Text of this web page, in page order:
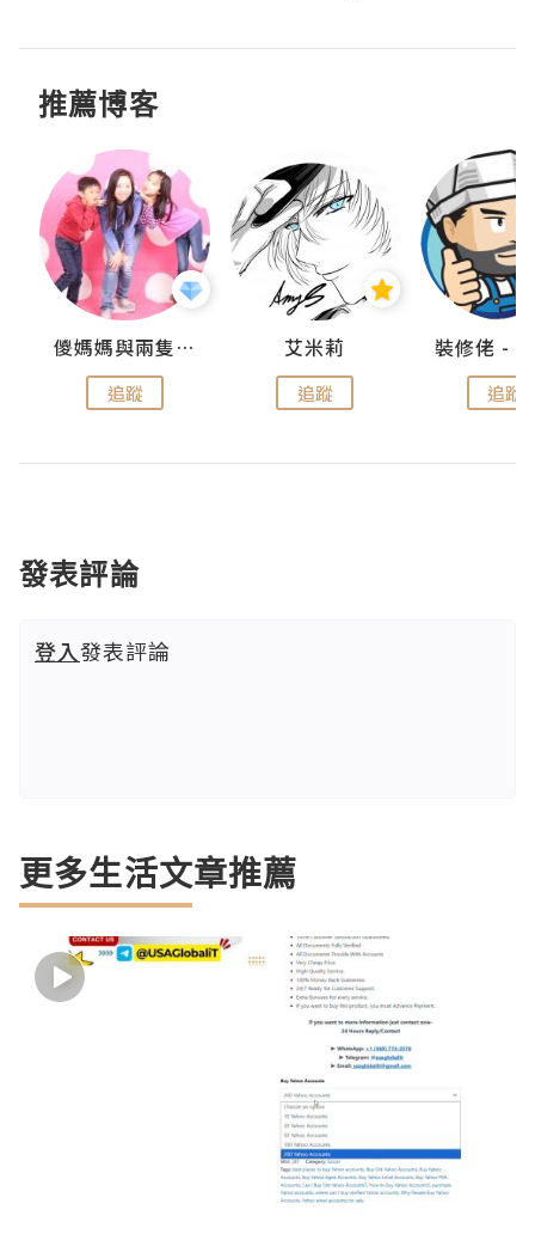
推薦博客
儍媽媽與兩隻小魔怪之家
追蹤
艾米莉
追蹤 追蹤
發表評論
登入發表評論
更多生活文章推薦